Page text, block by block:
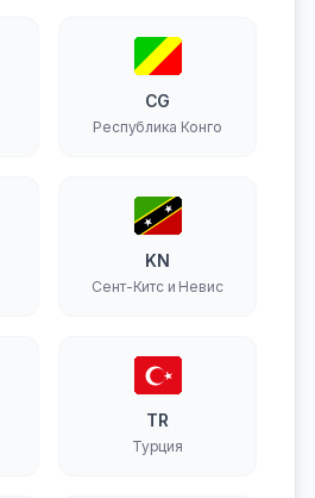
CG
Республика Конго
KN
Сент-Китс и Невис
TR
Турция